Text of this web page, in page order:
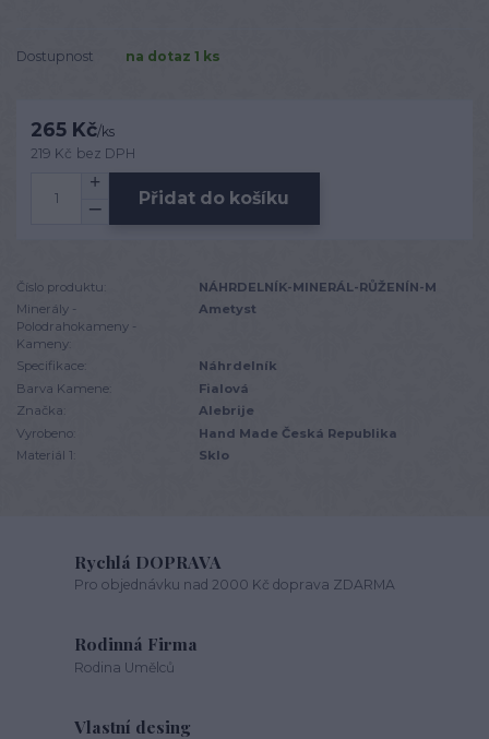
Dostupnost na dotaz 1 ks
265 Kč/ks
219 Kč bez DPH
Přidat do košíku
Číslo produktu:
NÁHRDELNÍK-MINERÁL-RŮŽENÍN-M
Minerály -
Polodrahokameny -
Kameny:
Ametyst
Specifikace:
Náhrdelník
Barva Kamene:
Fialová
Značka:
Alebrije
Vyrobeno:
Hand Made Česká Republika
Materiál 1:
Sklo
Rychlá DOPRAVA
Pro objednávku nad 2000 Kč doprava ZDARMA
Rodinná Firma
Rodina Umělců
Vlastní desing